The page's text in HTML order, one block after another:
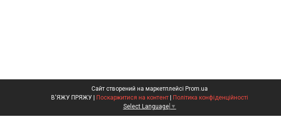
Сайт створений на маркетплейсі Prom.ua
В'ЯЖУ ПРЯЖУ | Поскаржитися на контент | Політика конфіденційності
Select Language ▼